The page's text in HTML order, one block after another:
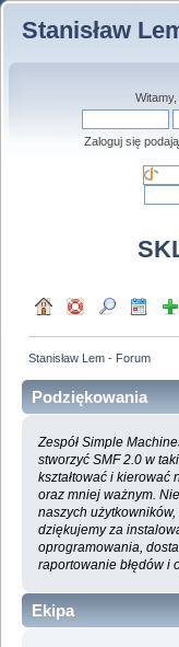
Stanisław
Witamy,
Zaloguj się
Stanisław Lem - Forum
Podziękowania
Zespół Simple
stworzyć SMF 2.0 w
kształtować i kierować
oraz mniej ważnym.
naszych
dziękujemy za
oprogramowania,
raportowanie błędów i
Ekipa